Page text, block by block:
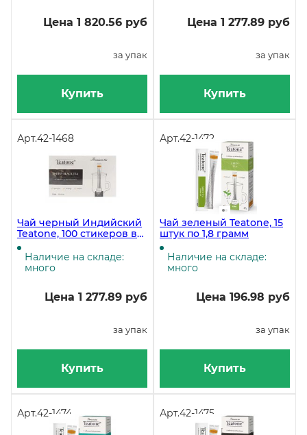
Цена 1 820.56 руб
за упак
Купить
Цена 1 277.89 руб
за упак
Купить
Арт.42-1468
Чай черный Индийский
Teatone, 100 стикеров в
упаковке
Наличие на складе:
много
Цена 1 277.89 руб
за упак
Купить
Арт.42-1472
Чай зеленый Teatone, 15
штук по 1,8 грамм
Наличие на складе:
много
Цена 196.98 руб
за упак
Купить
Арт.42-1474 Арт.42-1475